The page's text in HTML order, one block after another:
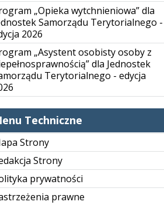
„Opieka wytchnieniowa” dla
Samorządu Terytorialnego -
2026
„Asystent osobisty osoby z
dla Jednostek
Terytorialnego - edycja
Techniczne
Strony
Strony
prywatności
prawne